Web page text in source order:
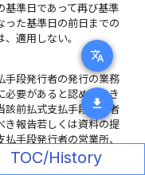
translate
download
基準日であって再び基準
った基準日の前日までの
適用しない。
手段発行者の発行の業務
必要があると認めるとき
該前払式支払手段発行者
き報告若しくは資料の提
手段発行者の営業所、
務若しくは財産の状況
他の物件を検査させる
TOC/History